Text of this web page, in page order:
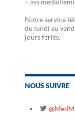
–
Notre service
du lundi au
jours fériés.
NOUS SUIVRE